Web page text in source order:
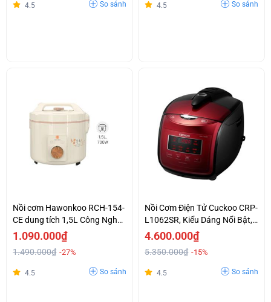
4.5 So sánh 4.5 So sánh
Nồi cơm Hawonkoo RCH-154-
CE dung tích 1,5L Công Nghệ
Nấu 3D Giá Tốt
1.090.000₫
1.490.000₫ -27%
4.5 So sánh
Nồi Cơm Điện Tử Cuckoo CRP-
L1062SR, Kiểu Dáng Nổi Bật,
Tính Năng Hữu Ích
4.600.000₫
5.350.000₫ -15%
4.5 So sánh